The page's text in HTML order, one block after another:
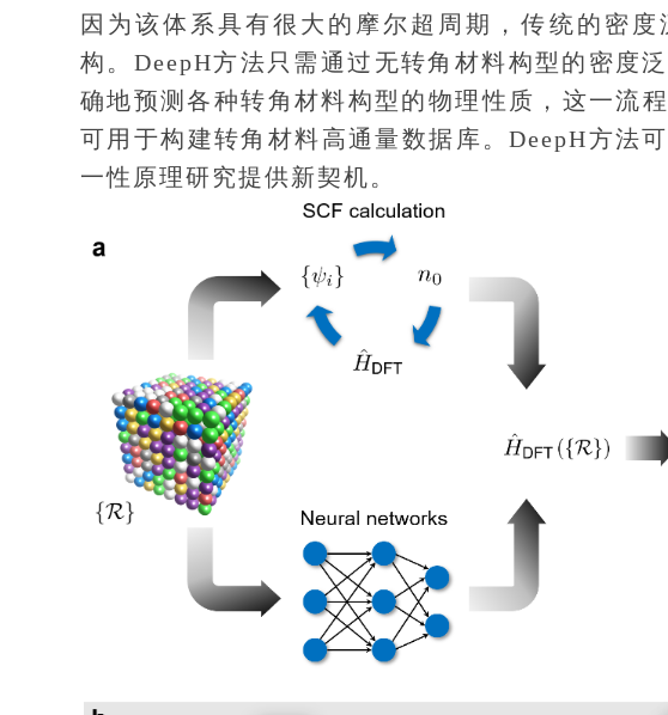
因为该体系具有很大的摩尔超周期，传统的密
构。DeepH方法只需通过无转角材料构型的密度
确地预测各种转角材料构型的物理性质，这一流
可用于构建转角材料高通量数据库。DeepH方法
一性原理研究提供新契机。